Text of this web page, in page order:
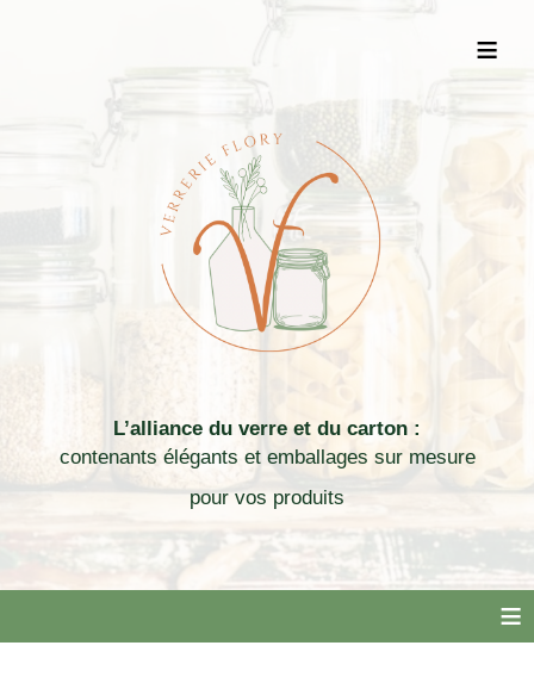
≡
L’alliance du verre et du carton :
contenants élégants et emballages sur mesure
pour vos produits
≡